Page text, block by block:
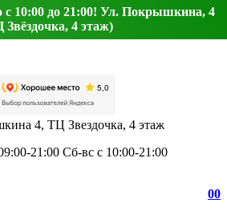
10:00 до 21:00! Ул. Покрышкина, 4
Звёздочка, 4 этаж)
4, ТЦ Звездочка, 4 этаж
21:00 Сб-вс с 10:00-21:00
00